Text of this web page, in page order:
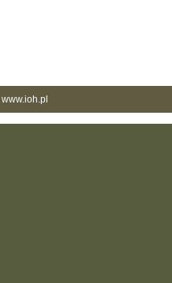
www.ioh.pl